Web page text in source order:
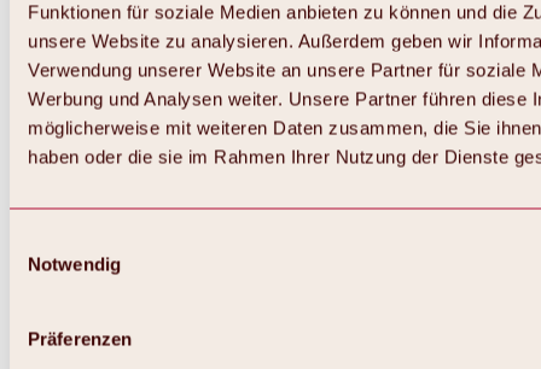
Funktionen für soziale Medien anbieten zu können und die
unsere Website zu analysieren. Außerdem geben wir
Verwendung unserer Website an unsere Partner für soziale
Werbung und Analysen weiter. Unsere Partner führen diese
möglicherweise mit weiteren Daten zusammen, die Sie
haben oder die sie im Rahmen Ihrer Nutzung der Dienste
Notwendig
Präferenzen
Winter